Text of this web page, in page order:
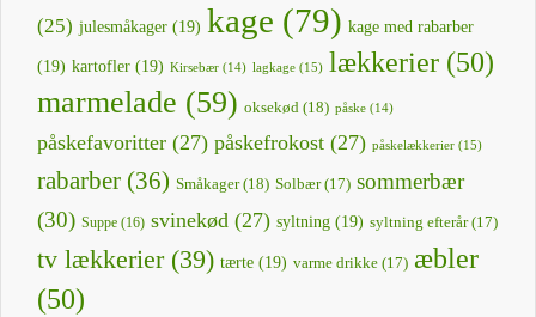
Jordbær likør
(25) julesmåkager (19) kage (79) kage med rabarber
(19) kartofler (19) Kirsebær (14) lagkage (15) lækkerier (50)
marmelade (59) oksekød (18) påske (14)
påskefavoritter (27) påskefrokost (27) påskelækkerier (15)
rabarber (36) Småkager(18) Solbær(17) sommerbær
(30) Suppe (16) svinekød (27) syltning (19) syltning efterår(17)
tv lækkerier(39) tærte (19) varme drikke (17) æbler
(50)